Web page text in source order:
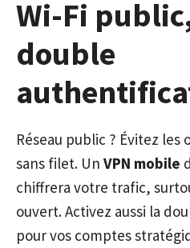
Wi-Fi
double
Réseau public ? Évitez
sans filet. Un VPN mobile
chiffrera votre trafic,
ouvert. Activez aussi la
pour vos comptes